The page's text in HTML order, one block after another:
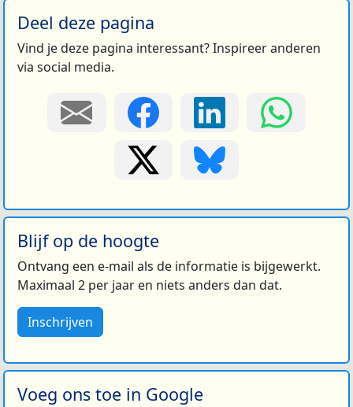
Deel deze pagina
Vind je deze pagina interessant? Inspireer anderen
via social media.
Blijf op de hoogte
Ontvang een e-mail als de informatie is bijgewerkt.
Maximaal 2 per jaar en niets anders dan dat.
Inschrijven
Voeg ons toe in Google